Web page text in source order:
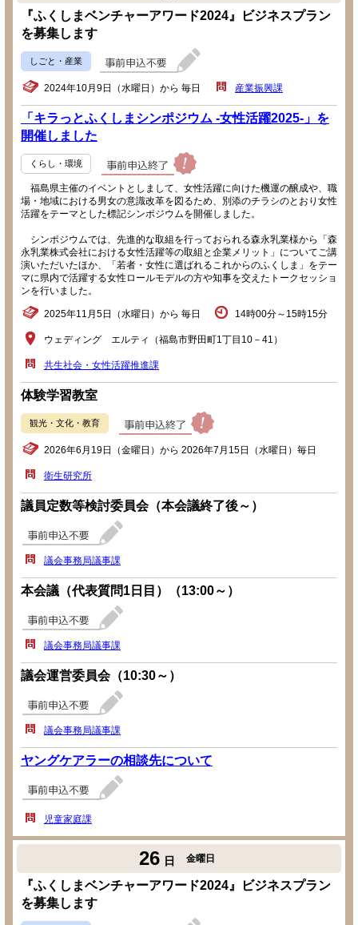
『ふくしまベンチャーアワード2024』ビジネスプラン
を募集します
しごと・産業
2024年10月9日（水曜日）から 毎日 産業振興課
「キラっとふくしまシンポジウム -女性活躍2025-」を
開催しました
くらし・環境
福島県主催のイベントとしまして、女性活躍に向けた機運の醸成や、職
場・地域における男女の意識改革を図るため、別添のチラシのとおり女性
活躍をテーマとした標記シンポジウムを開催しました。
シンポジウムでは、先進的な取組を行っておられる森永乳業様から「森
永乳業株式会社における女性活躍等の取組と企業メリット」についてご講
演いただいたほか、「若者・女性に選ばれるこれからのふくしま」をテー
マに県内で活躍する女性ロールモデルの方や知事を交えたトークセッショ
ンを行いました。
2025年11月5日（水曜日）から 毎日 14時00分～15時15分
ウェディング エルティ（福島市野田町1丁目10－41）
共生社会・女性活躍推進課
体験学習教室
観光・文化・教育
2026年6月19日（金曜日）から 2026年7月15日（水曜日）毎日
衛生研究所
議員定数等検討委員会（本会議終了後～）
議会事務局議事課
本会議（代表質問1日目）（13:00～）
議会事務局議事課
議会運営委員会（10:30～）
議会事務局議事課
ヤングケアラーの相談先について
児童家庭課
26 日 金曜日
『ふくしまベンチャーアワード2024』ビジネスプラン
を募集します